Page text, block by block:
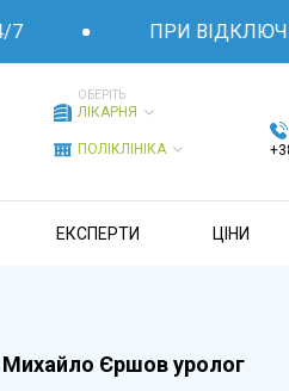
ПРИ
ОБЕРІТЬ
ЛІКАРНЯ
ПОЛІКЛІНІКА
ЕКСПЕРТИ ЦІНИ
Михайло Єршов уролог